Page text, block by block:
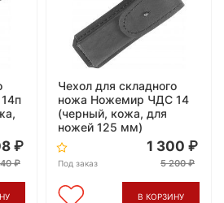
Чехол для складного
ножа Ножемир ЧДС 14
(черный, кожа, для
ножей 125 мм)
Под заказ
1 300
5 200
В КОРЗИНУ